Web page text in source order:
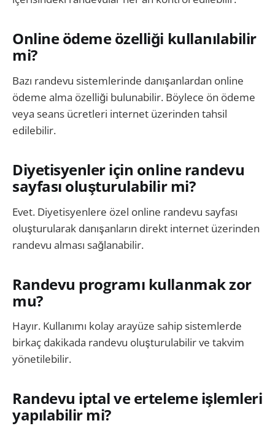
Online ödeme özelliği kullanılabilir
mi?
Bazı randevu sistemlerinde danışanlardan online
ödeme alma özelliği bulunabilir. Böylece ön ödeme
veya seans ücretleri internet üzerinden tahsil
edilebilir.
Diyetisyenler için online randevu
sayfası oluşturulabilir mi?
Evet. Diyetisyenlere özel online randevu sayfası
oluşturularak danışanların direkt internet üzerinden
randevu alması sağlanabilir.
Randevu programı kullanmak zor
mu?
Hayır. Kullanımı kolay arayüze sahip sistemlerde
birkaç dakikada randevu oluşturulabilir ve takvim
yönetilebilir.
Randevu iptal ve erteleme işlemleri
yapılabilir mi?